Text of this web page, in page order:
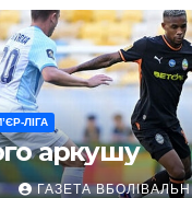
ЛІГА
аркушу
ГАЗЕТА